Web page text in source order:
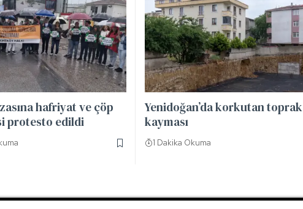
hafriyat ve çöp
protesto edildi
Yenidoğan’da korkutan toprak
kayması
1 Dakika Okuma